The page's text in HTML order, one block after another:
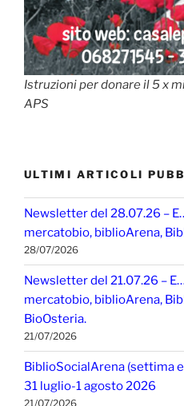
Istruzioni per donare il 5 x
APS
ULTIMI ARTICOLI
Newsletter del 28.07.26 –
mercatobio, biblioArena,
28/07/2026
Newsletter del 21.07.26 –
mercatobio, biblioArena,
BioOsteria.
21/07/2026
BiblioSocialArena (settima
31 luglio-1 agosto 2026
21/07/2026